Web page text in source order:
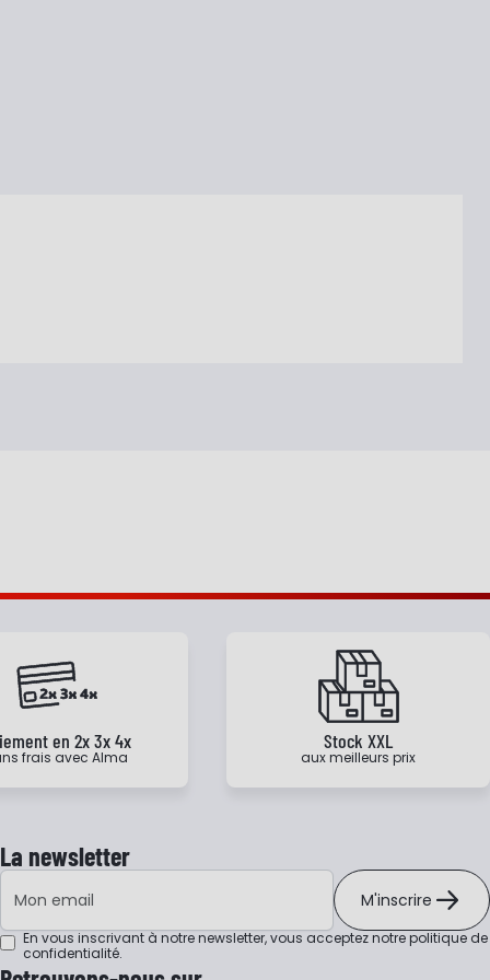
en 2x 3x 4x
frais avec Alma
Stock XXL
aux meilleurs prix
La newsletter
Adresse e-mail
M'inscrire
En vous inscrivant à notre newsletter, vous acceptez notrepolitique de
confidentialité.